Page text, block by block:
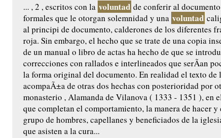
... , 2 , escritos con la voluntad de conferir al
formales que le otorgan solemnidad y una voluntad
al principi de documento, calderones de los diferentes
roja. Sin embargo, el hecho que se trate de una copia
de un manual o libro de actas ha hecho de que se
correcciones con rallados e interlineados que serÃ­an
la forma original del documento. En realidad el texto de
acompaÃ±a de otras dos hechas con posterioridad por
monasterio , Alamanda de Vilanova ( 1333 - 1351 ), en
que completan el comportamiento, la manera de hacer
grupo de hombres, capellanes y beneficiados de la
que asisten a la cura...